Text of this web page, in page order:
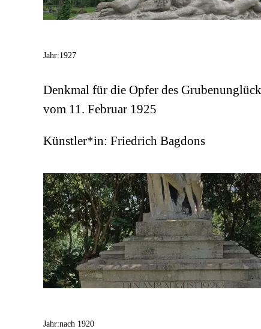
Jahr:1927
Denkmal für die Opfer des
vom 11. Februar 1925
Künstler*in: Friedrich Bagdons
Jahr:nach 1920